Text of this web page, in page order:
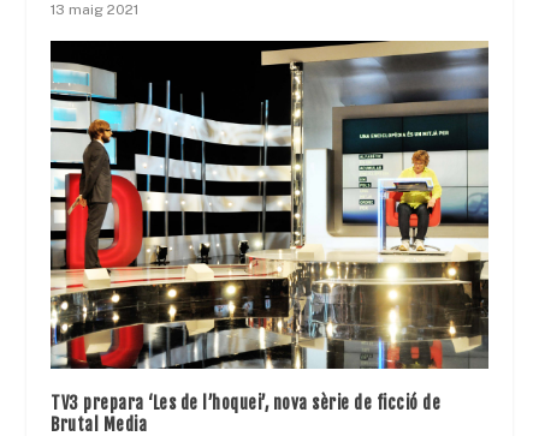
13 maig 2021
TV3 prepara ‘Les de l’hoquei’, nova sèrie de ficció de
Brutal Media